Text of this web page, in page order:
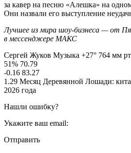
за кавер на песню «Алешка» на
Они назвали его выступление
Лучшее из мира шоу-бизнеса — от
в мессенджере МАКС
Сергей Жуков Музыка +27° 764 мм
51% 70.79
-0.16 83.27
1.29 Месяц Деревянной Лошади:
2026 года
Нашли ошибку?
Укажите ваш email:
Отправить